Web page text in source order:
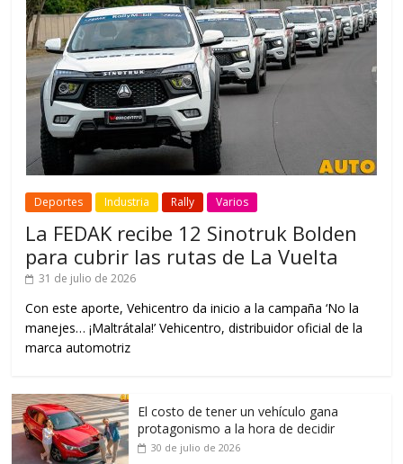
Deportes Industria Rally Varios
La FEDAK recibe 12 Sinotruk Bolden
para cubrir las rutas de La Vuelta
31 de julio de 2026
Con este aporte, Vehicentro da inicio a la campaña ‘No la
manejes… ¡Maltrátala!’ Vehicentro, distribuidor oficial de la
marca automotriz
El costo de tener un vehículo gana
protagonismo a la hora de decidir
30 de julio de 2026